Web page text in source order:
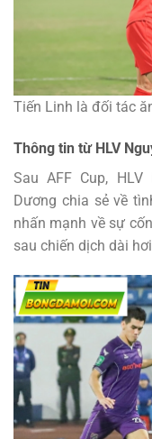
Tiến Linh là đối tác
Thông tin từ HLV
Sau AFF Cup,
Dương chia sẻ về
nhấn mạnh về sự
sau chiến dịch dài